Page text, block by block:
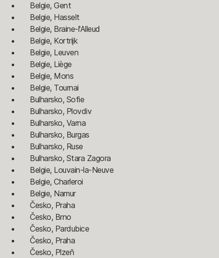
Belgie, Gent
Belgie, Hasselt
Belgie, Braine-l'Alleud
Belgie, Kortrijk
Belgie, Leuven
Belgie, Liège
Belgie, Mons
Belgie, Tournai
Bulharsko, Sofie
Bulharsko, Plovdiv
Bulharsko, Varna
Bulharsko, Burgas
Bulharsko, Ruse
Bulharsko, Stara Zagora
Belgie, Louvain-la-Neuve
Belgie, Charleroi
Belgie, Namur
Česko, Praha
Česko, Brno
Česko, Pardubice
Česko, Praha
Česko, Plzeň